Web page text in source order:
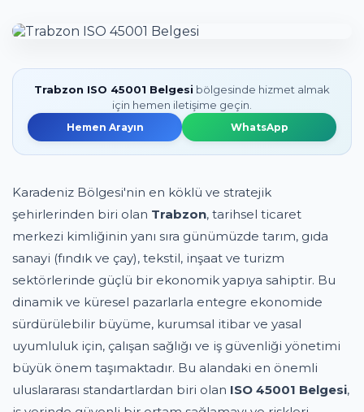
Trabzon ISO 45001 Belgesi bölgesinde hizmet almak
için hemen iletişime geçin.
Hemen Arayın WhatsApp
Karadeniz Bölgesi'nin en köklü ve stratejik
şehirlerinden biri olan Trabzon, tarihsel ticaret
merkezi kimliğinin yanı sıra günümüzde tarım, gıda
sanayi (fındık ve çay), tekstil, inşaat ve turizm
sektörlerinde güçlü bir ekonomik yapıya sahiptir. Bu
dinamik ve küresel pazarlarla entegre ekonomide
sürdürülebilir büyüme, kurumsal itibar ve yasal
uyumluluk için, çalışan sağlığı ve iş güvenliği yönetimi
büyük önem taşımaktadır. Bu alandaki en önemli
uluslararası standartlardan biri olan ISO 45001 Belgesi,